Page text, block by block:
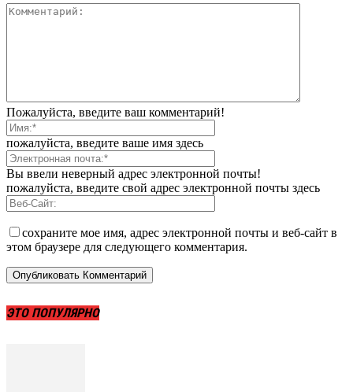
Пожалуйста, введите ваш комментарий!
пожалуйста, введите ваше имя здесь
Вы ввели неверный адрес электронной почты!
пожалуйста, введите свой адрес электронной почты здесь
сохраните мое имя, адрес электронной почты и веб-сайт в
этом браузере для следующего комментария.
ЭТО ПОПУЛЯРНО